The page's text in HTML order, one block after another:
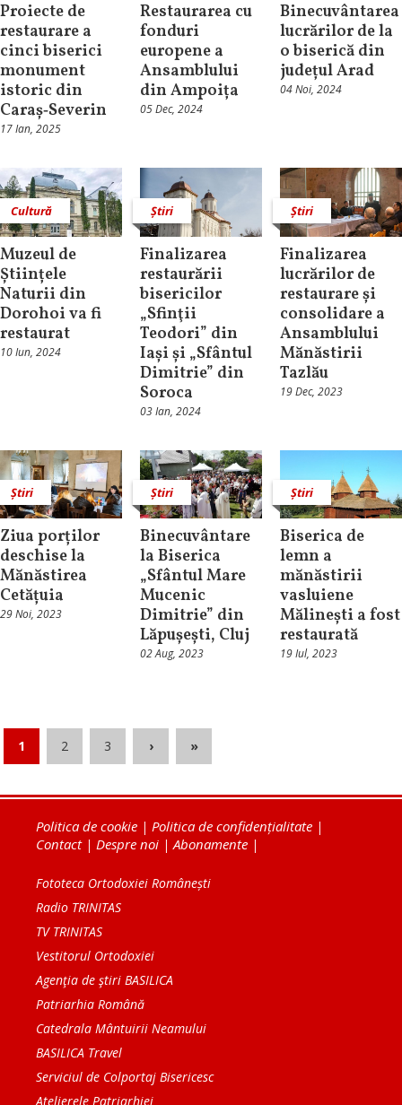
Proiecte de
restaurare a
cinci biserici
monument
istoric din
Caraș‑Severin
17 Ian, 2025
Restaurarea cu
fonduri
europene a
Ansamblului
din Ampoița
05 Dec, 2024
Binecuvântarea
lucrărilor de la
o biserică din
județul Arad
04 Noi, 2024
Cultură
Muzeul de
Științele
Naturii din
Dorohoi va fi
restaurat
10 Iun, 2024
Știri
Finalizarea
restaurării
bisericilor
„Sfinţii
Teodori” din
Iași și „Sfântul
Dimitrie” din
Soroca
03 Ian, 2024
Știri
Finalizarea
lucrărilor de
restaurare și
consolidare a
Ansamblului
Mănăstirii
Tazlău
19 Dec, 2023
Știri
Ziua porților
deschise la
Mănăstirea
Cetățuia
29 Noi, 2023
Știri
Binecuvântare
la Biserica
„Sfântul Mare
Mucenic
Dimitrie” din
Lăpușești, Cluj
02 Aug, 2023
Știri
Biserica de
lemn a
mănăstirii
vasluiene
Mălinești a fost
restaurată
19 Iul, 2023
1 2 3 › »
Politica de cookie | Politica de confidențialitate |
Contact| Despre noi |Abonamente |
Fototeca Ortodoxiei Românești
Radio TRINITAS
TV TRINITAS
Vestitorul Ortodoxiei
Agenţia de ştiri BASILICA
Patriarhia Română
Catedrala Mântuirii Neamului
BASILICA Travel
Serviciul de Colportaj Bisericesc
Atelierele Patriarhiei